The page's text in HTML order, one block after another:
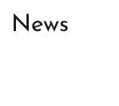
News